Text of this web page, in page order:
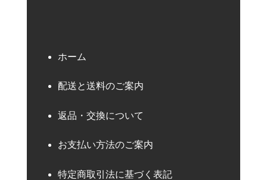
ホーム
配送と送料のご案内
返品・交換について
お支払い方法のご案内
特定商取引法に基づく表記